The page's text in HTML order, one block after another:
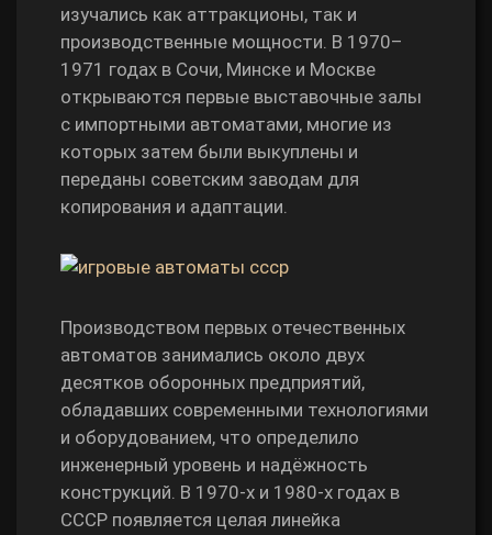
изучались как аттракционы, так и
производственные мощности. В 1970–
1971 годах в Сочи, Минске и Москве
открываются первые выставочные залы
с импортными автоматами, многие из
которых затем были выкуплены и
переданы советским заводам для
копирования и адаптации.
Производством первых отечественных
автоматов занимались около двух
десятков оборонных предприятий,
обладавших современными технологиями
и оборудованием, что определило
инженерный уровень и надёжность
конструкций. В 1970‑х и 1980‑х годах в
СССР появляется целая линейка